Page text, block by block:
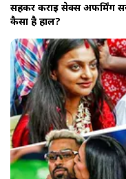
सहकर कराई सेक्स अफर्मिंग
कैसा है हाल?